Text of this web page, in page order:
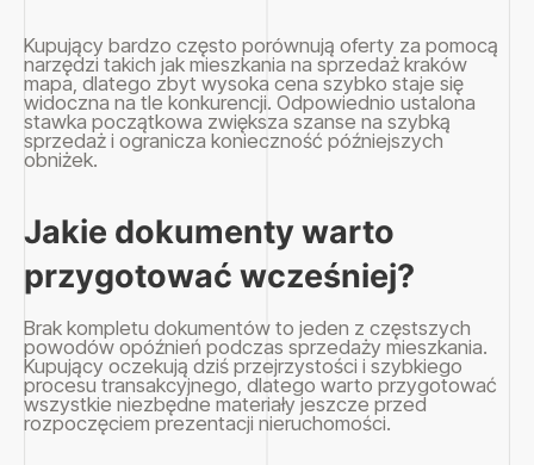
Kupujący bardzo często porównują oferty za pomocą
narzędzi takich jak mieszkania na sprzedaż kraków
mapa, dlatego zbyt wysoka cena szybko staje się
widoczna na tle konkurencji. Odpowiednio ustalona
stawka początkowa zwiększa szanse na szybką
sprzedaż i ogranicza konieczność późniejszych
obniżek.
Jakie dokumenty warto
przygotować wcześniej?
Brak kompletu dokumentów to jeden z częstszych
powodów opóźnień podczas sprzedaży mieszkania.
Kupujący oczekują dziś przejrzystości i szybkiego
procesu transakcyjnego, dlatego warto przygotować
wszystkie niezbędne materiały jeszcze przed
rozpoczęciem prezentacji nieruchomości.